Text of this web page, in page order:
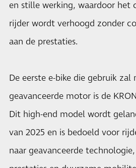
en stille werking, waardoor het
rijder wordt verhoogd zonder
aan de prestaties.
De eerste e-bike die gebruik zal
geavanceerde motor is de
Dit high-end model wordt
van 2025 en is bedoeld voor
naar geavanceerde